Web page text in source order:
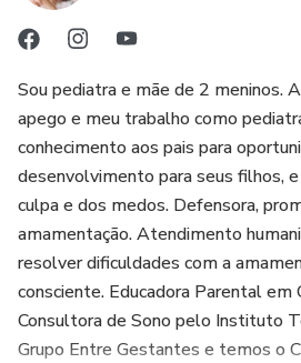
Sou pediatra e mãe de 2 meninos.
apego e meu trabalho como
conhecimento aos pais para
desenvolvimento para seus filhos,
culpa e dos medos. Defensora,
amamentação. Atendimento
resolver dificuldades com a
consciente. Educadora Parental em
Consultora de Sono pelo Instituto
Grupo Entre Gestantes e temos o